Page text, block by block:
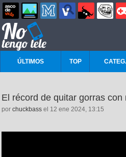
ÚLTIMOS TOP CATEG.
El récord de quitar gorras
por chuckbass el 12 ene 2024, 13:15